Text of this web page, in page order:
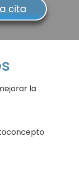
cita
la